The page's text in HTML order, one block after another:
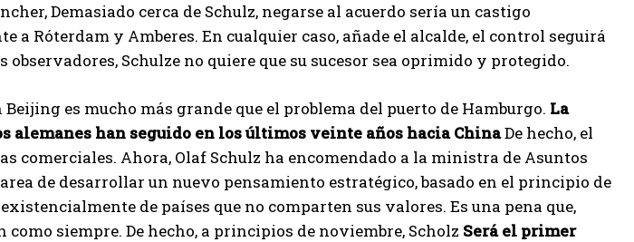
Policy.
Demasiado cerca de Schulz, negarse al acuerdo sería un castigo
a Róterdam y Amberes. En cualquier caso, añade el alcalde, el control seguirá
observadores, Schulze no quiere que su sucesor sea oprimido y protegido.
es mucho más grande que el problema del puerto de Hamburgo. La
alemanes han seguido en los últimos veinte años hacia ChinaDe hecho, el
comerciales. Ahora, Olaf Schulz ha encomendado a la ministra de Asuntos
de desarrollar un nuevo pensamiento estratégico, basado en el principio de
de países que no comparten sus valores. Es una pena que,
siempre. De hecho, a principios de noviembre, Scholz Será el primer